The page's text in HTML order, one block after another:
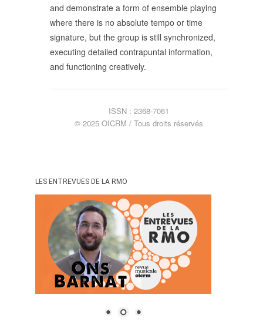
and demonstrate a form of ensemble playing
where there is no absolute tempo or time
signature, but the group is still synchronized,
executing detailed contrapuntal information,
and functioning creatively.
ISSN : 2368-7061
© 2025 OICRM / Tous droits réservés
LES ENTREVUES DE LA RMO